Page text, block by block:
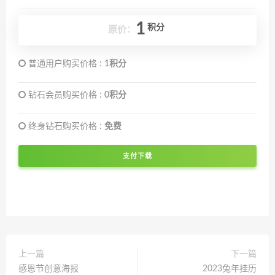
原价： 1 积分
普通用户购买价格 : 1积分
钻石会员购买价格 : 0积分
终身钻石购买价格 : 免费
支付下载
上一篇
感恩节创意海报
下一篇
2023兔年挂历